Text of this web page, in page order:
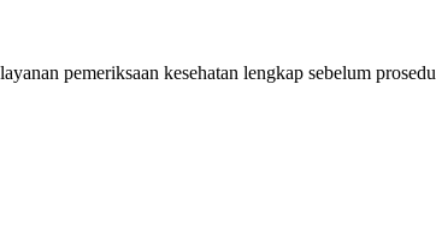
pemeriksaan kesehatan lengkap sebelum prosedu